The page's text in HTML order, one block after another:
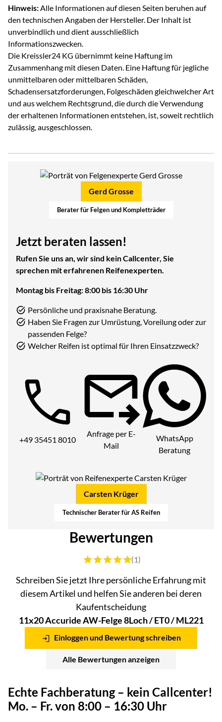
Hinweis:Alle Informationen auf diesen Seiten beruhen auf
den technischen Angaben der Hersteller. Der Inhalt ist
unverbindlich und dient ausschließlich
Informationszwecken.
Die Kreissler24 KG übernimmt keine Haftung im
Zusammenhang mit diesen Daten. Eine Haftung für jegliche
unmittelbaren oder mittelbaren Schäden,
Schadensersatzforderungen, Folgeschäden gleichwelcher Art
und aus welchem Rechtsgrund, die durch die Verwendung
der erhaltenen Informationen entstehen, ist, soweit rechtlich
zulässig, ausgeschlossen.
Gerd Grosse
Berater für Felgen und Kompletträder
Jetzt beraten lassen!
Rufen Sie uns an, wir sind kein Callcenter, Sie
sprechen mit erfahrenen Reifenexperten.
Montag bis Freitag: 8:00 bis 16:30 Uhr
Persönliche und praxisnahe Beratung.
Haben Sie Fragen zur Umrüstung, Voreilung oder zur
passenden Felge?
Welcher Reifen ist optimal für Ihren Einsatzzweck?
Telefon:
+49 35451 8010
Anfrage per E-
Mail
WhatsApp
Beratung
Carsten Krüger
Technischer Berater für AS Reifen
Bewertungen
Bewertung: 5 von 5 (1 Bewertungen)
(1)
Schreiben Sie jetzt Ihre persönliche Erfahrung mit
diesem Artikel und helfen Sie anderen bei deren
Kaufentscheidung
11x20 Accuride AW-Felge 8Loch / ET0 / ML221
Einloggen und Bewertung schreiben
Alle Bewertungen anzeigen
Echte Fachberatung – kein Callcenter!
Mo. – Fr. von 8:00 – 16:30 Uhr